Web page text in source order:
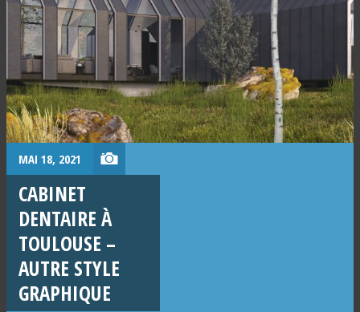
MAI 18, 2021
CABINET
DENTAIRE À
TOULOUSE –
AUTRE STYLE
GRAPHIQUE